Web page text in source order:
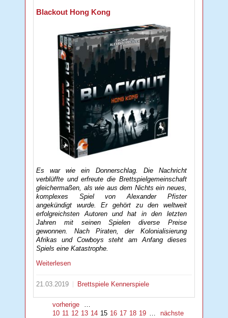
Blackout Hong Kong
Es war wie ein Donnerschlag. Die Nachricht
verblüffte und erfreute die Brettspielgemeinschaft
gleichermaßen, als wie aus dem Nichts ein neues,
komplexes Spiel von Alexander Pfister
angekündigt wurde. Er gehört zu den weltweit
erfolgreichsten Autoren und hat in den letzten
Jahren mit seinen Spielen diverse Preise
gewonnen. Nach Piraten, der Kolonialisierung
Afrikas und Cowboys steht am Anfang dieses
Spiels eine Katastrophe.
Weiterlesen
21.03.2019 Brettspiele Kennerspiele
vorherige
…
10 11 12 13 14 15 16 17 18 19 … nächste